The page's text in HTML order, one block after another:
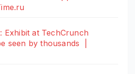
Exhibit at TechCrunch
seen by thousands |